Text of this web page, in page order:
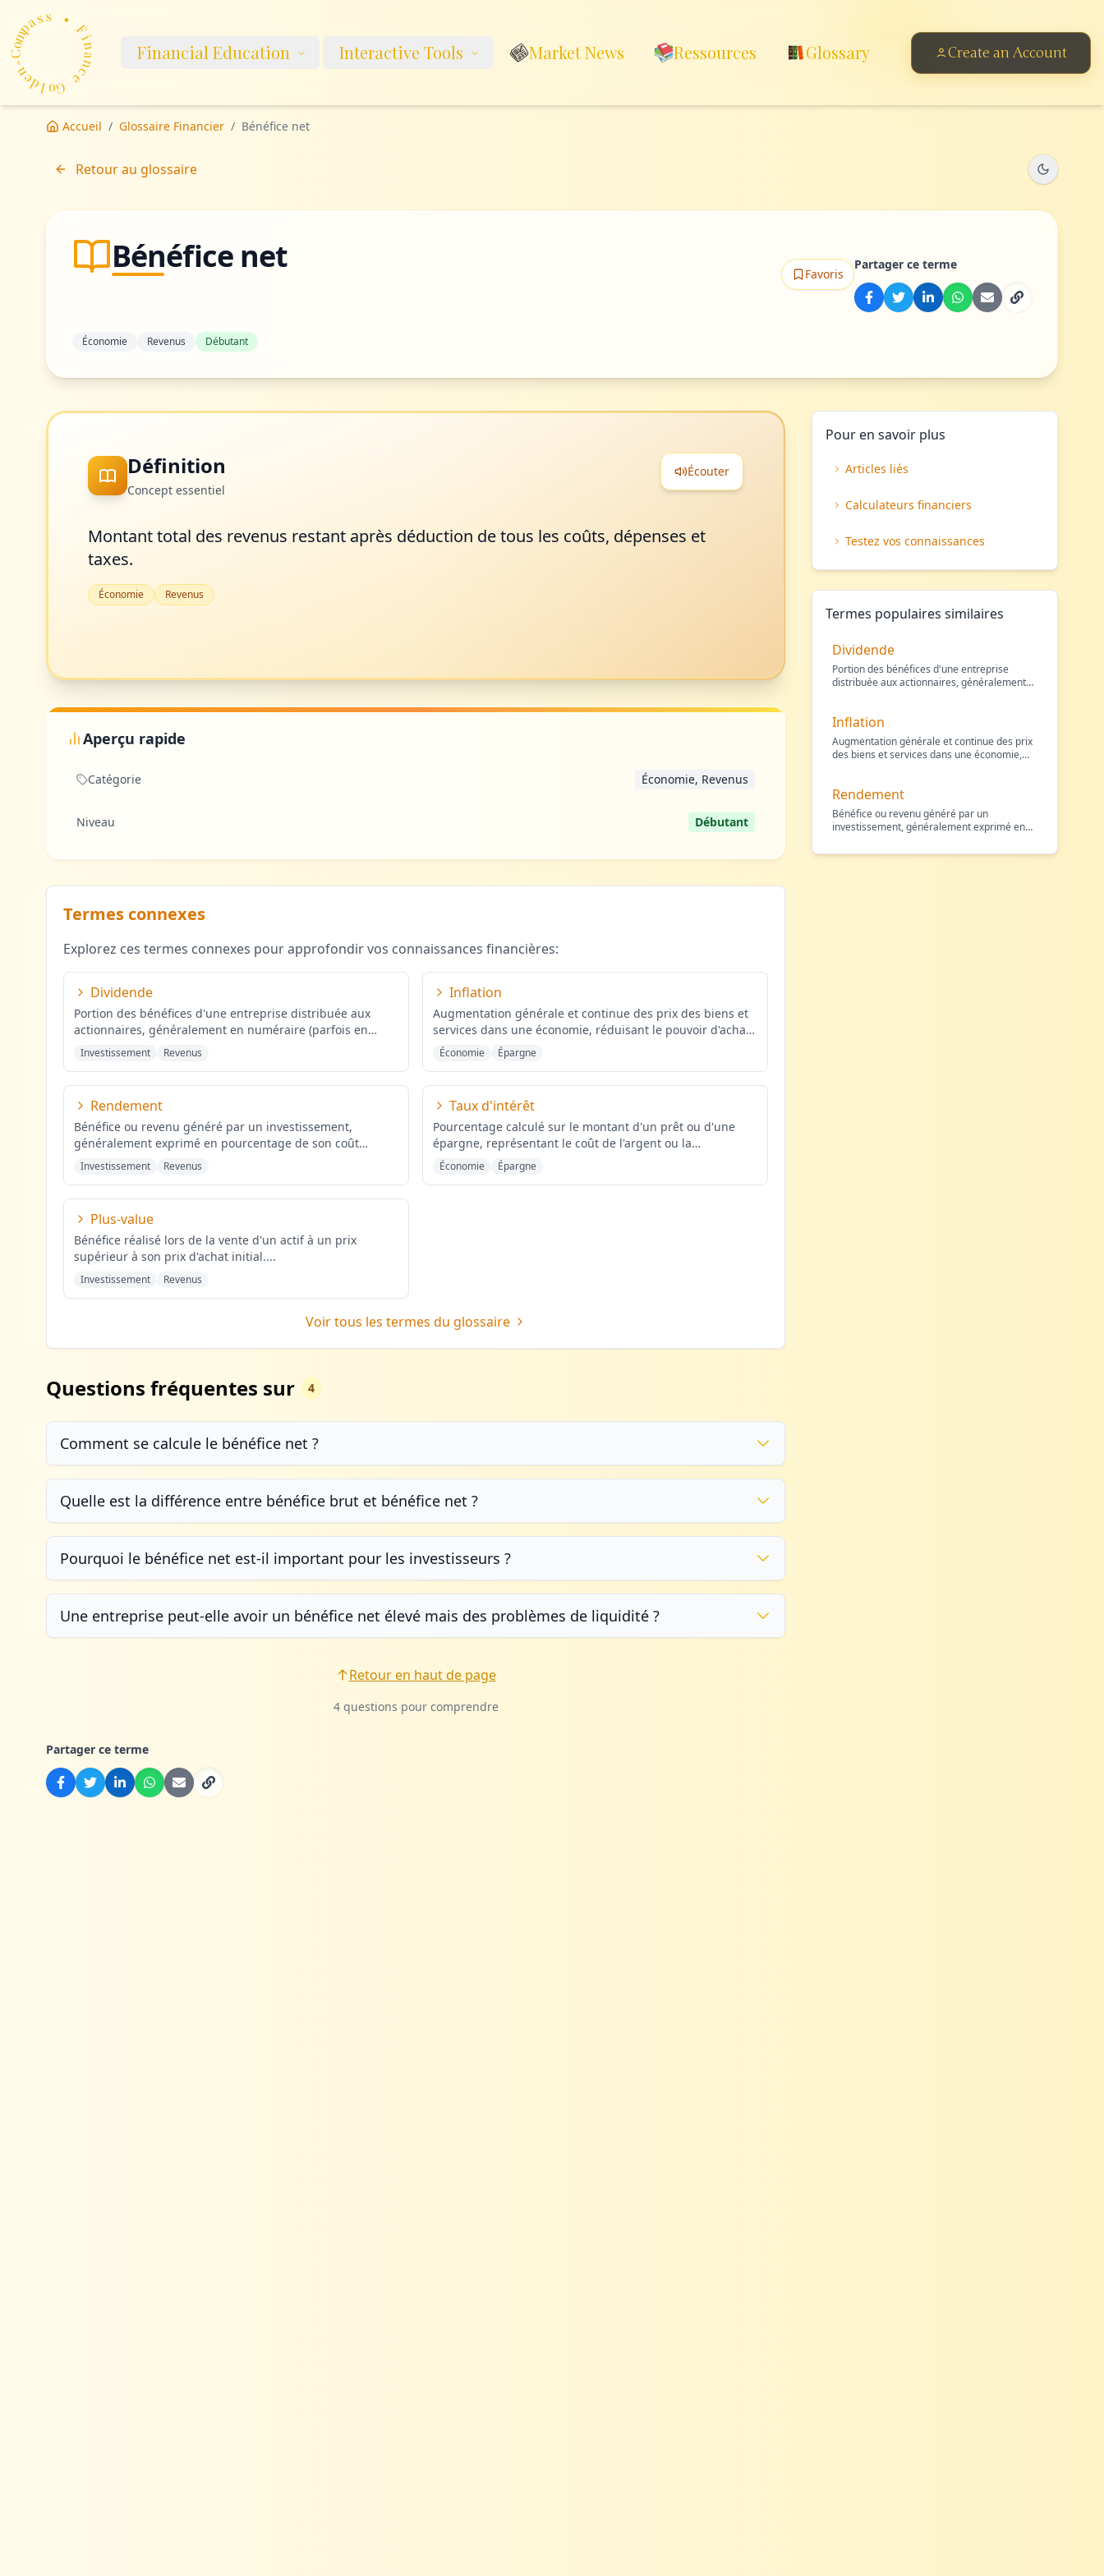
G
o
l
d
e
n
-
C
omp ss
•
F
i
n
a
n
c
e
Financial Education Interactive Tools Market News Ressources Glossary Create an Account
Accueil / Glossaire Financier / Bénéfice net
Retour au glossaire
Bénéfice net Favoris
Partager ce terme
Économie Revenus Débutant
Pour en savoir plus
Articles liés
Calculateurs financiers
Testez vos connaissances
Termes populaires similaires
Dividende
Portion des bénéfices d'une entreprise
distribuée aux actionnaires, généralement
Inflation
Augmentation générale et continue des prix
des biens et services dans une économie,
Rendement
Bénéfice ou revenu généré par un
investissement, généralement exprimé en
Définition
Concept essentiel
Écouter
Montant total des revenus restant après déduction de tous les coûts, dépenses et
taxes.
Économie Revenus
Aperçu rapide
Catégorie Économie, Revenus
Niveau Débutant
Termes connexes
Explorez ces termes connexes pour approfondir vos connaissances financières:
Dividende
Portion des bénéfices d'une entreprise distribuée aux
actionnaires, généralement en numéraire (parfois en
actions), au p ...
Investissement Revenus
Inflation
Augmentation générale et continue des prix des biens et
services dans une économie, réduisant le pouvoir d'achat
de la m
...
Économie Épargne
Rendement
Bénéfice ou revenu généré par un investissement,
généralement exprimé en pourcentage de son coût
initial....
Investissement Revenus
Taux d'intérêt
Pourcentage calculé sur le montant d'un prêt ou d'une
épargne, représentant le coût de l'argent ou la
rémunération de l'
Économie Épargne
Plus-value
Bénéfice réalisé lors de la vente d'un actif à un prix
supérieur à son prix d'achat initial....
Investissement Revenus
Voir tous les termes du glossaire
Questions fréquentes sur 4
Comment se calcule le bénéfice net ?
Quelle est la différence entre bénéfice brut et bénéfice net ?
Pourquoi le bénéfice net est-il important pour les investisseurs ?
Une entreprise peut-elle avoir un bénéfice net élevé mais des problèmes de liquidité ?
Retour en haut de page
4 questions pour comprendre
Partager ce terme